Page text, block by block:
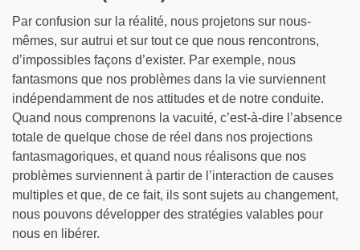
Par confusion sur la réalité, nous projetons sur nous-
mêmes, sur autrui et sur tout ce que nous rencontrons,
d’impossibles façons d’exister. Par exemple, nous
fantasmons que nos problèmes dans la vie surviennent
indépendamment de nos attitudes et de notre conduite.
Quand nous comprenons la vacuité, c’est-à-dire l’absence
totale de quelque chose de réel dans nos projections
fantasmagoriques, et quand nous réalisons que nos
problèmes surviennent à partir de l’interaction de causes
multiples et que, de ce fait, ils sont sujets au changement,
nous pouvons développer des stratégies valables pour
nous en libérer.